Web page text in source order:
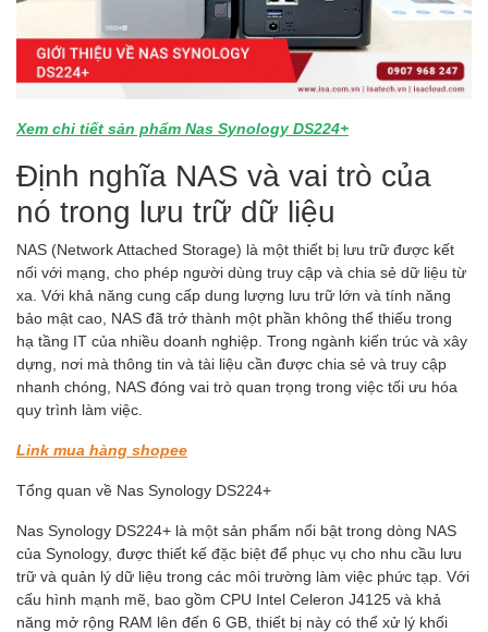
Xem chi tiết sản phẩm Nas Synology DS224+
Định nghĩa NAS và vai trò của
nó trong lưu trữ dữ liệu
NAS (Network Attached Storage) là một thiết bị lưu trữ được kết
nối với mạng, cho phép người dùng truy cập và chia sẻ dữ liệu từ
xa. Với khả năng cung cấp dung lượng lưu trữ lớn và tính năng
bảo mật cao, NAS đã trở thành một phần không thể thiếu trong
hạ tầng IT của nhiều doanh nghiệp. Trong ngành kiến trúc và xây
dựng, nơi mà thông tin và tài liệu cần được chia sẻ và truy cập
nhanh chóng, NAS đóng vai trò quan trọng trong việc tối ưu hóa
quy trình làm việc.
Link mua hàng shopee
Tổng quan về Nas Synology DS224+
Nas Synology DS224+ là một sản phẩm nổi bật trong dòng NAS
của Synology, được thiết kế đặc biệt để phục vụ cho nhu cầu lưu
trữ và quản lý dữ liệu trong các môi trường làm việc phức tạp. Với
cấu hình mạnh mẽ, bao gồm CPU Intel Celeron J4125 và khả
năng mở rộng RAM lên đến 6 GB, thiết bị này có thể xử lý khối